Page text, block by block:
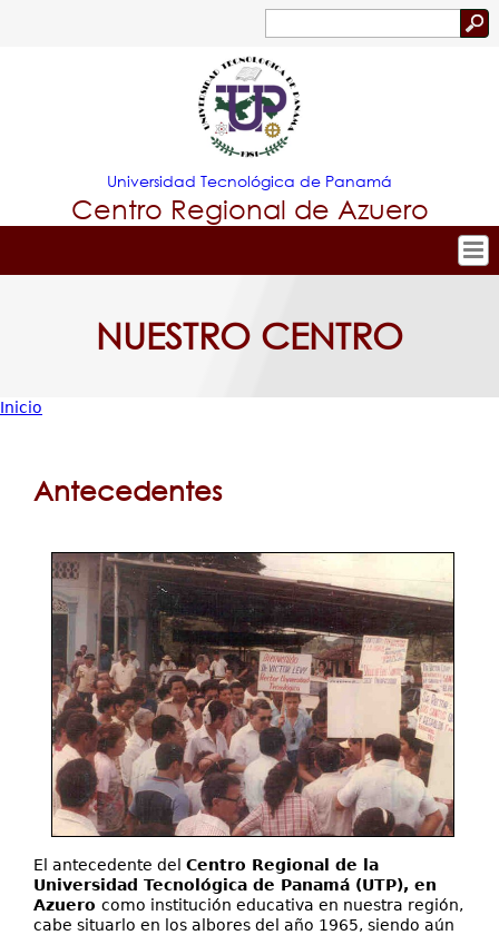
Jump to navigation
de
búsqueda
Universidad Tecnológica de Panamá
Centro Regional de Azuero
Nuestro Centro
Servicios
Contáctenos
NUESTRO CENTRO
Inicio
Antecedentes
El antecedente del Centro Regional de la
Universidad Tecnológica de Panamá (UTP), en
Azuero como institución educativa en nuestra región,
cabe situarlo en los albores del año 1965, siendo aún